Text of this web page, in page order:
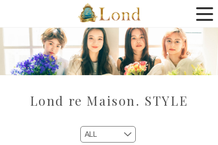
Lond re Maison. STYLE